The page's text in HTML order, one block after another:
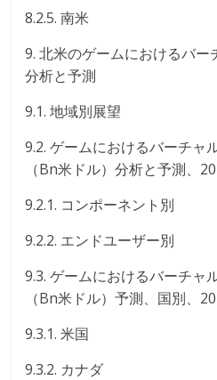
8.2.5. 南米
9. 北米のゲームにおけるバ
分析と予測
9.1. 地域別展望
9.2. ゲームにおけるバーチャ
（Bn米ドル）分析と予測、
9.2.1. コンポーネント別
9.2.2. エンドユーザー別
9.3. ゲームにおけるバーチャ
（Bn米ドル）予測、国別、
9.3.1. 米国
9.3.2. カナダ